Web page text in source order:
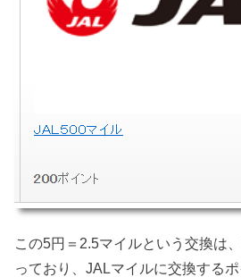
この5円＝2.5マイルという交換は
っており、JALマイルに交換する